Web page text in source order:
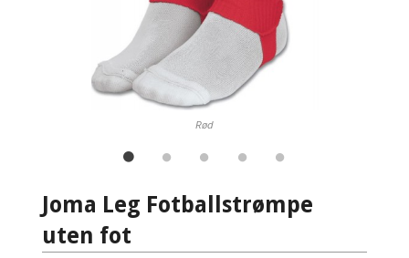
Rød
Joma Leg Fotballstrømpe
uten fot